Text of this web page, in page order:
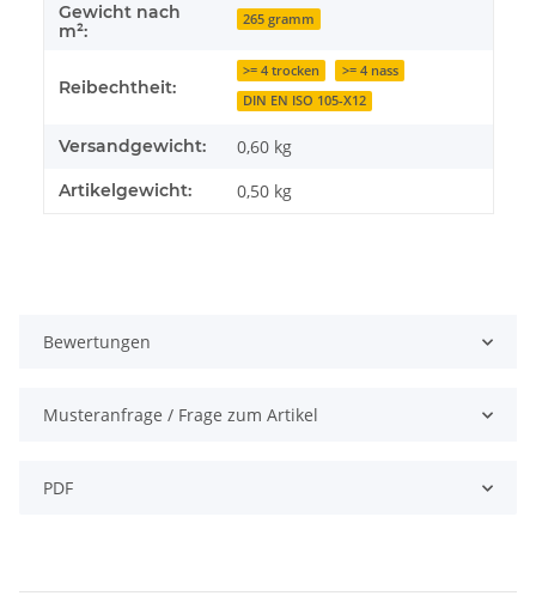
Gewicht nach
m²:
265 gramm
Reibechtheit:
>= 4 trocken
>= 4 nass
DIN EN ISO 105-X12
Versandgewicht: 0,60 kg
Artikelgewicht: 0,50 kg
Bewertungen
Musteranfrage / Frage zum Artikel
PDF